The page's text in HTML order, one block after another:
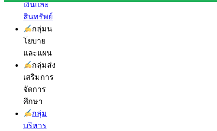
เงินและ
สินทรัพย์
กลุ่มน
โยบาย
และแผน
กลุ่มส่ง
เสริมการ
จัดการ
ศึกษา
กลุ่ม
บริหาร